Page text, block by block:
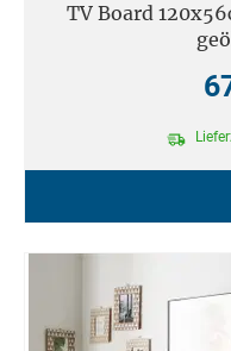
TV Board